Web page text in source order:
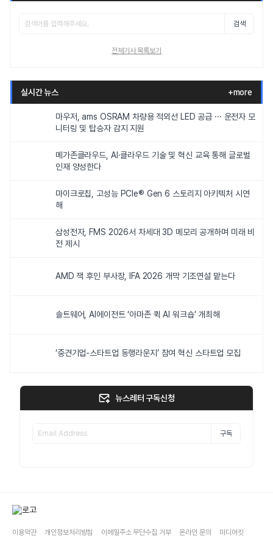
검색
전체기사 목록보기
실시간 뉴스 +more
마우저, ams OSRAM 차량용 적외선 LED 공급 ··· 운전자 모
니터링 및 탑승자 감지 지원
메가존클라우드, AI·클라우드 기술 및 혁신 교육 통해 글로벌
인재 양성한다
마이크로칩, 고성능 PCIe® Gen 6 스토리지 아키텍처 시연
해
삼성전자, FMS 2026서 차세대 3D 메모리 공개하며 미래 비
전 제시
AMD 잭 후인 부사장, IFA 2026 개막 기조연설 맡는다
솔트웨어, AI에이전트 ‘아마존 퀵 AI 워크숍’ 개최해
‘중견기업-스타트업 동행라운지’ 참여 혁신 스타트업 모집
뉴스레터 구독신청
구독
이용약관 개인정보처리방침 이메일주소 무단수집 거부 온라인 문의 미디어킷